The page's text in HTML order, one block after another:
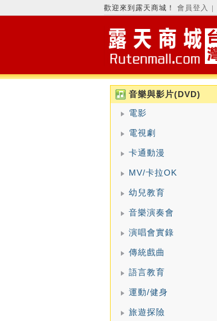
歡迎來到露天商城！ 會員登入
音樂與影片(DVD)
電影
電視劇
卡通動漫
MV/卡拉OK
幼兒教育
音樂演奏會
演唱會實錄
傳統戲曲
語言教育
運動/健身
旅遊探險